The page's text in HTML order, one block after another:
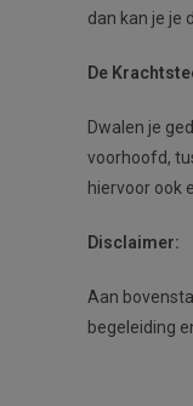
dan kan je je
De
Dwalen je
voorhoofd,
hiervoor ook
Disclaimer:
Aan
begeleiding